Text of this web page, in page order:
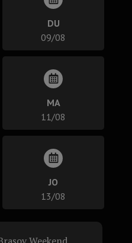
DU
09/08
MA
11/08
JO
13/08